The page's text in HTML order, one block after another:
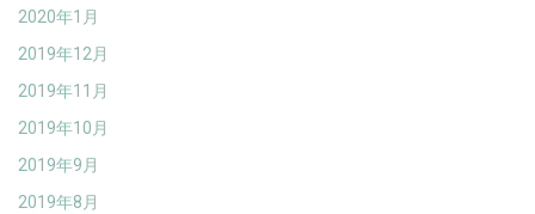
2020年1月
2019年12月
2019年11月
2019年10月
2019年9月
2019年8月